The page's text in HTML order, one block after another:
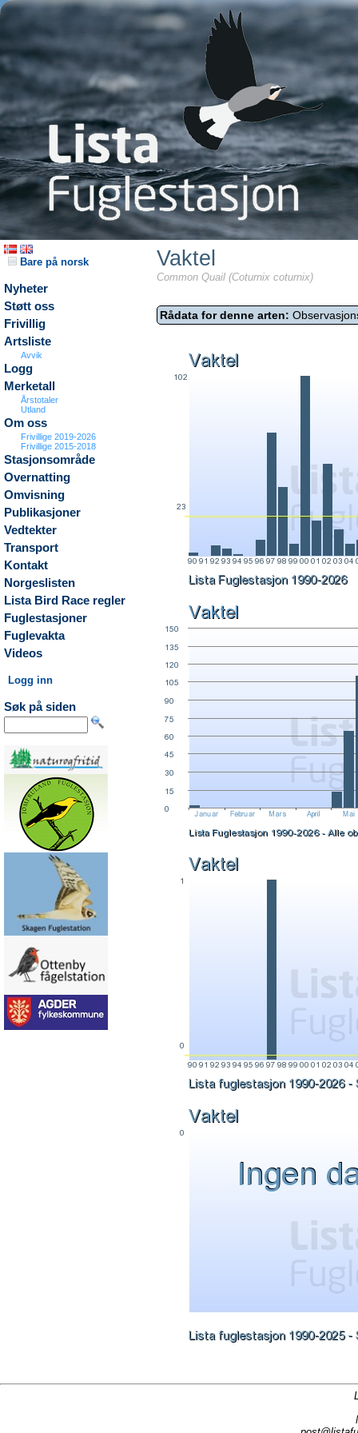
Bare på norsk
Nyheter
Støtt oss
Frivillig
Artsliste
Avvik
Logg
Merketall
Årstotaler
Utland
Om oss
Frivillige 2019-2026
Frivillige 2015-2018
Stasjonsområde
Overnatting
Omvisning
Publikasjoner
Vedtekter
Transport
Kontakt
Norgeslisten
Lista Bird Race regler
Fuglestasjoner
Fuglevakta
Videos
Logg inn
Søk på siden
Vaktel
Common Quail (Coturnix coturnix)
Rådata for denne arten: